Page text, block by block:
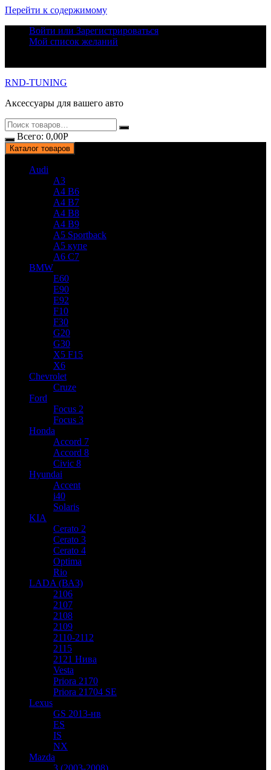
Перейти к содержимому
Войти или Зарегистрироваться
Мой список желаний
RND-TUNING
Аксессуары для вашего авто
Всего: 0,00Р
Каталог товаров
Audi
A3
A4 B6
A4 B7
A4 B8
A4 B9
A5 Sportback
A5 купе
A6 C7
BMW
E60
E90
E92
F10
F30
G20
G30
X5 F15
X6
Chevrolet
Cruze
Ford
Focus 2
Focus 3
Honda
Accord 7
Accord 8
Civic 8
Hyundai
Accent
i40
Solaris
KIA
Cerato 2
Cerato 3
Cerato 4
Optima
Rio
LADA (ВАЗ)
2106
2107
2108
2109
2110-2112
2115
2121 Нива
Vesta
Priora 2170
Priora 21704 SE
Lexus
GS 2013-нв
ES
IS
NX
Mazda
3 (2003-2008)